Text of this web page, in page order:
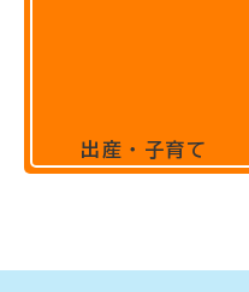
出産・子育て